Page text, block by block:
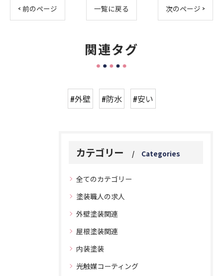
< 前のページ 一覧に戻る 次のページ >
関連タグ
#外壁 #防水 #安い
カテゴリー Categories
全てのカテゴリー
塗装職人の求人
外壁塗装関連
屋根塗装関連
内装塗装
光触媒コーティング